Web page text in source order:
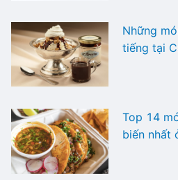
Những
tiếng tại
Top 14
biến nhất